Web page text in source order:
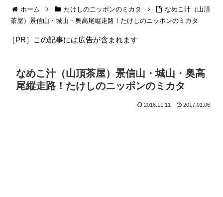
ホーム たけしのニッポンのミカタ
なめこ汁（山頂
茶屋）景信山・城山・奥高尾縦走路！たけしのニッポンのミカタ
［PR］この記事には広告が含まれます
なめこ汁（山頂茶屋）景信山・城山・奥高
尾縦走路！たけしのニッポンのミカタ
2016.11.11 2017.01.06